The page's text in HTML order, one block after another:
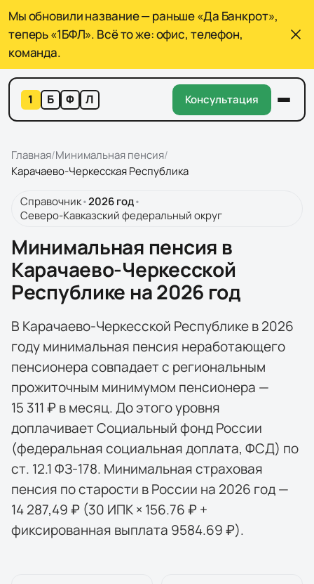
Мы обновили название — раньше «Да Банкрот»,
теперь «1БФЛ». Всё то же: офис, телефон,
команда.
1 Б Ф Л Консультация
Главная/Минимальная пенсия/
Карачаево-Черкесская Республика
Справочник•2026год•
Северо-Кавказский федеральный округ
Минимальная пенсия в
Карачаево-Черкесской
Республике на 2026 год
В Карачаево-Черкесской Республике в 2026
году минимальная пенсия неработающего
пенсионера совпадает с региональным
прожиточным минимумом пенсионера —
15 311 ₽ в месяц. До этого уровня
доплачивает Социальный фонд России
(федеральная социальная доплата, ФСД) по
ст. 12.1 ФЗ-178. Минимальная страховая
пенсия по старости в России на 2026 год —
14 287,49 ₽ (30 ИПК × 156.76 ₽ +
фиксированная выплата 9584.69 ₽).